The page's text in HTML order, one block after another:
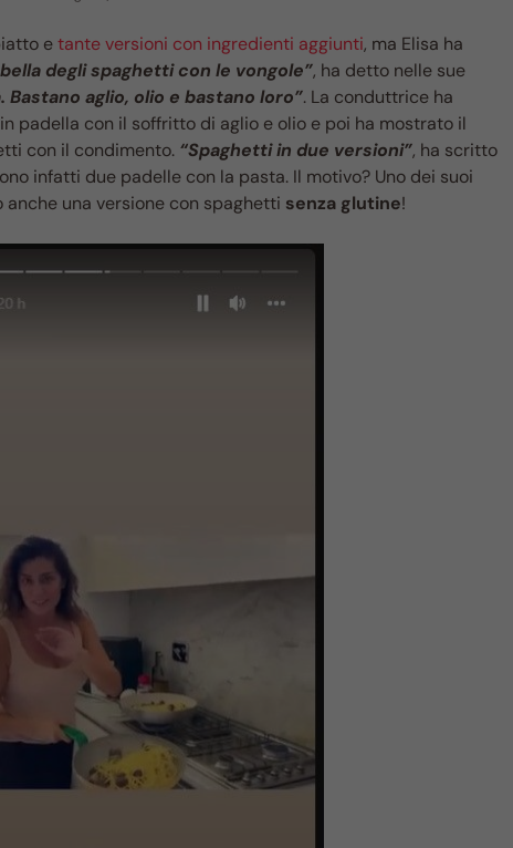
etante versioni con ingredienti aggiunti, ma Elisa ha
degli spaghetti con le vongole”, ha detto nelle sue
Bastano aglio, olio e bastano loro”. La conduttrice ha
padella con il soffritto di aglio e olio e poi ha mostrato il
con il condimento. “Spaghetti in due versioni”, ha scritto
infatti due padelle con la pasta. Il motivo? Uno dei suoi
anche una versione con spaghetti senza glutine!